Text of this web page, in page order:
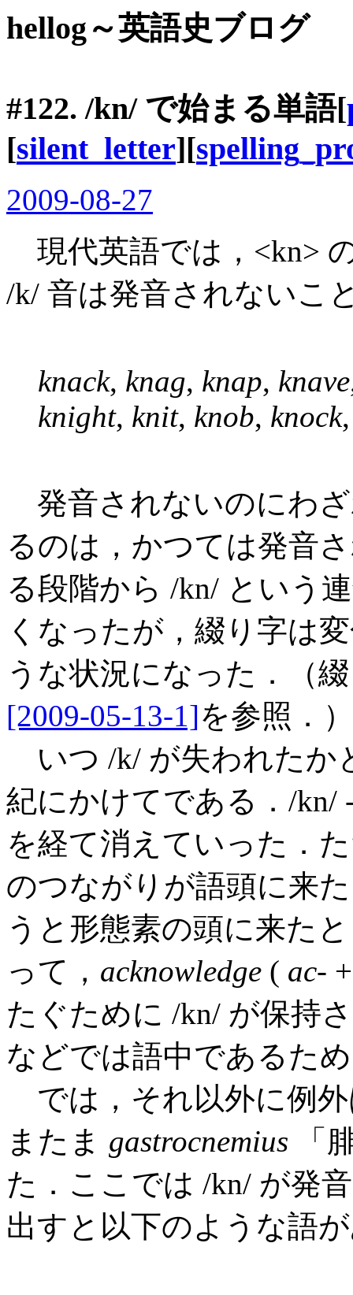
hellog～英語史ブログ
#122. /kn/ で始まる単語[
[silent_letter][
2009-08-27
現代英語では，<kn>
/k/ 音は発音されないこ
knack, knag, knap, knave
knight, knit, knob, knock
発音されないのにわ
るのは，かつては発音
る段階から /kn/ という
くなったが，綴り字は
うな状況になった．（
[2009-05-13-1]を参照．）
いつ /k/ が失われたか
紀にかけてである．/kn/
を経て消えていった．
のつながりが語頭に来
うと形態素の頭に来た
って， acknowledge ( ac-
たぐために /kn/ が保持
などでは語中であるた
では，それ以外に例
またま gastrocnemius 「
た．ここでは /kn/ が発
出すと以下のような語